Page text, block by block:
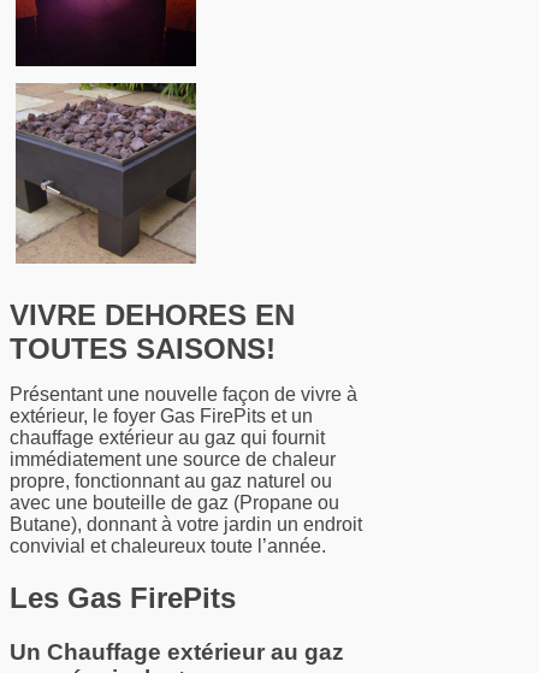
VIVRE DEHORES EN
TOUTES SAISONS!
Présentant une nouvelle façon de vivre à
extérieur, le foyer Gas FirePits et un
chauffage extérieur au gaz qui fournit
immédiatement une source de chaleur
propre, fonctionnant au gaz naturel ou
avec une bouteille de gaz (Propane ou
Butane), donnant à votre jardin un endroit
convivial et chaleureux toute l’année.
Les Gas FirePits
Un Chauffage extérieur au gaz